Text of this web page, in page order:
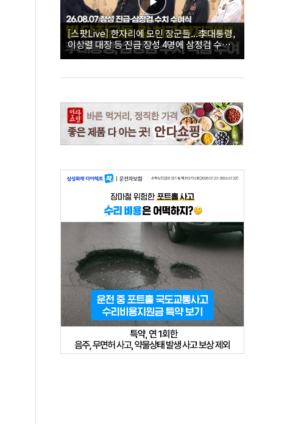
[스팟Live] 한자리에 모인 장군들...李대통령,
이상렬 대장 등 진급 장성 4명에 삼정검 수치
직접 수여｜26.08.07 장성 진급·삼정검 수치